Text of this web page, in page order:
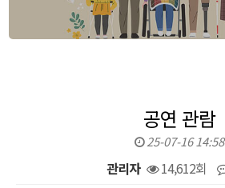
공연 관람
25-07-16 14:58
관리자 14,612회